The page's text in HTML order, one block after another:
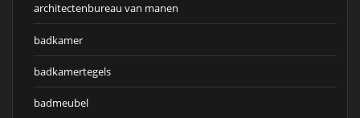
architectenbureau van manen
badkamer
badkamertegels
badmeubel